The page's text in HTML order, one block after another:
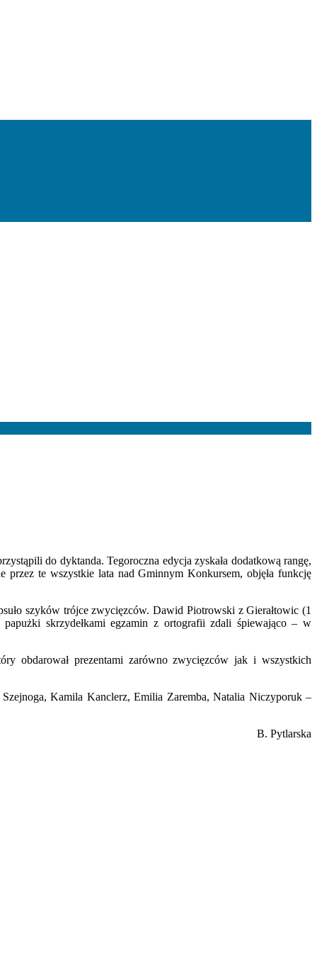
do dyktanda. Tegoroczna edycja zyskała dodatkową rangę,
te wszystkie lata nad Gminnym Konkursem, objęła funkcję
szyków trójce zwycięzców. Dawid Piotrowski z Gierałtowic (1
skrzydełkami egzamin z ortografii zdali śpiewająco – w
obdarował prezentami zarówno zwycięzców jak i wszystkich
Kamila Kanclerz, Emilia Zaremba, Natalia Niczyporuk –
Pytlarska